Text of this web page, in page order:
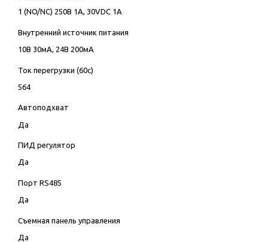
1 (NO/NC) 250В 1А, 30VDC 1А
Внутренний источник питания
10В 30мА, 24В 200мА
Ток перегрузки (60с)
564
Автоподхват
Да
ПИД регулятор
Да
Порт RS485
Да
Съемная панель управления
Да